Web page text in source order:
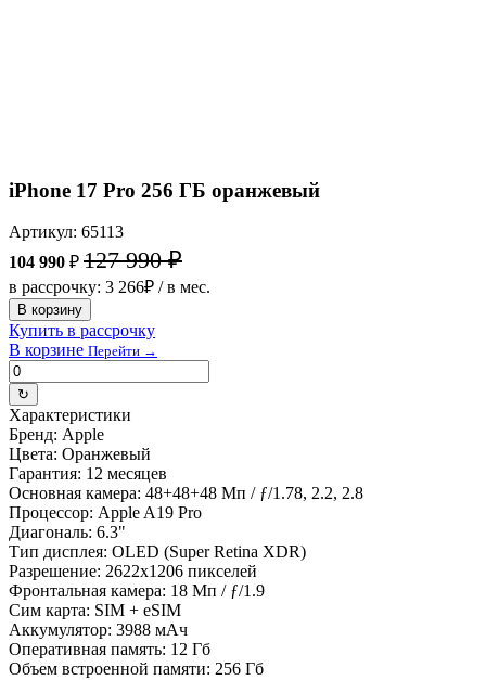
iPhone 17 Pro 256 ГБ оранжевый
Артикул: 65113
104 990 ₽ 127 990 ₽
в рассрочку: 3 266₽ / в мес.
В корзину
Купить в рассрочку
В корзине Перейти →
↻
Характеристики
Бренд: Apple
Цвета: Оранжевый
Гарантия: 12 месяцев
Основная камера: 48+48+48 Мп / ƒ/1.78, 2.2, 2.8
Процессор: Apple A19 Pro
Диагональ: 6.3"
Тип дисплея: OLED (Super Retina XDR)
Разрешение: 2622x1206 пикселей
Фронтальная камера: 18 Мп / ƒ/1.9
Сим карта: SIM + eSIM
Аккумулятор: 3988 мАч
Оперативная память: 12 Гб
Объем встроенной памяти: 256 Гб